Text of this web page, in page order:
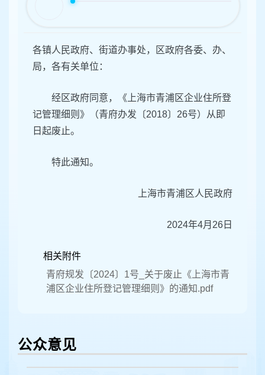
各镇人民政府、街道办事处，区政府各委、办、
局，各有关单位：
经区政府同意，《上海市青浦区企业住所登
记管理细则》（青府办发〔2018〕26号）从即
日起废止。
特此通知。
上海市青浦区人民政府
2024年4月26日
相关附件
青府规发〔2024〕1号_关于废止《上海市青
浦区企业住所登记管理细则》的通知.pdf
公众意见